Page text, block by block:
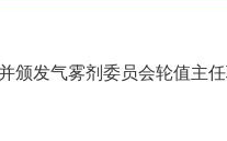
颁发气雾剂委员会轮值主